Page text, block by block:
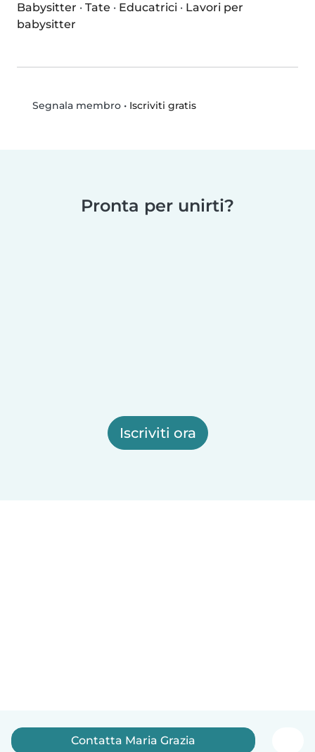
Babysitter · Tate · Educatrici · Lavori per
babysitter
Segnala membro• Iscriviti gratis
Pronta per unirti?
Iscriviti ora
Contatta Maria Grazia